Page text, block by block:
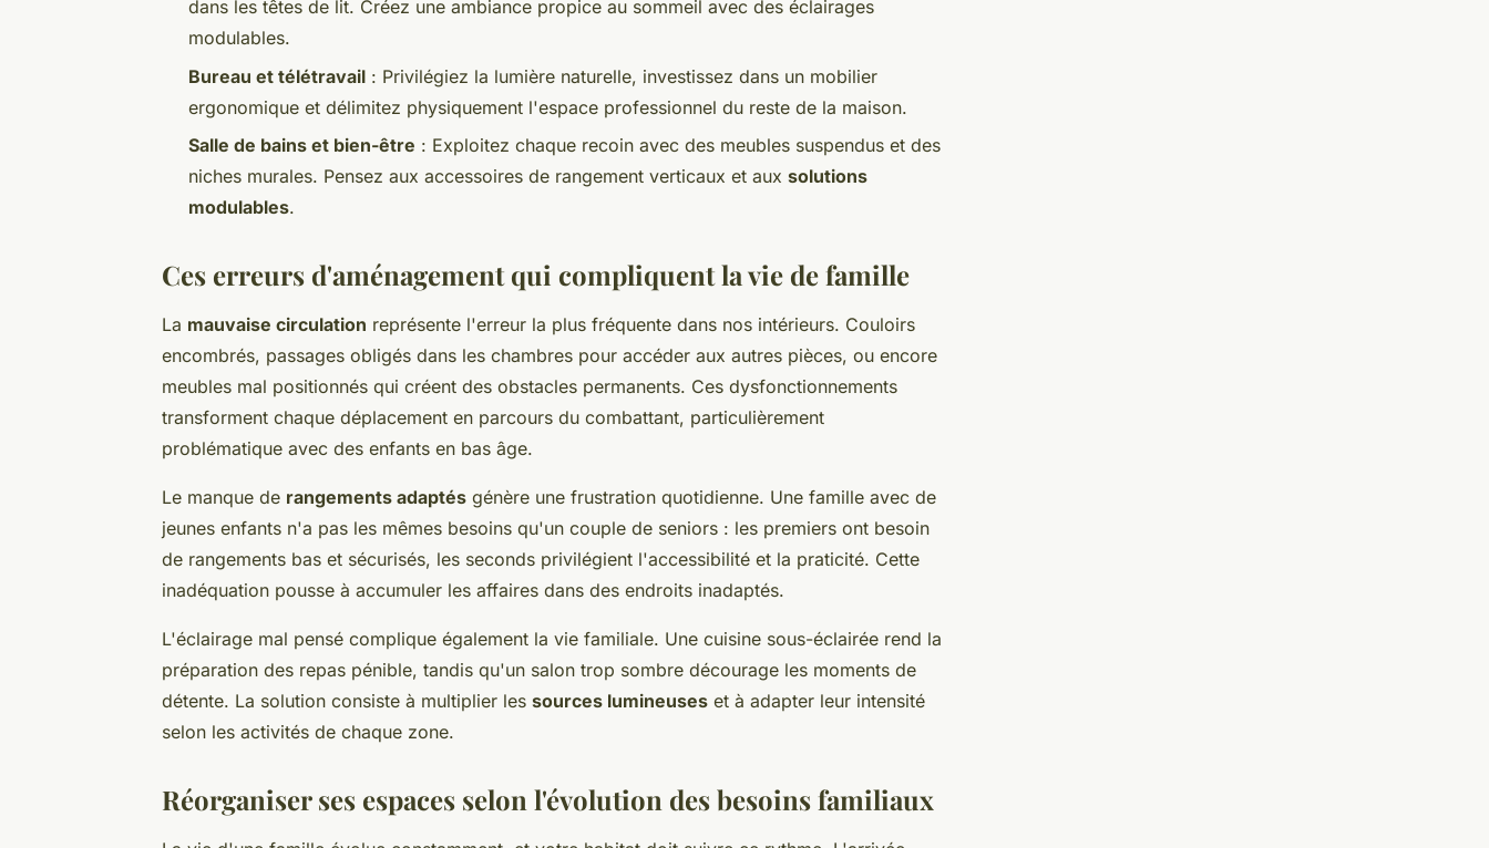
dans les têtes de lit. Créez une ambiance propice au sommeil avec des éclairages
modulables.
Bureau et télétravail : Privilégiez la lumière naturelle, investissez dans un mobilier
ergonomique et délimitez physiquement l'espace professionnel du reste de la maison.
Salle de bains et bien-être : Exploitez chaque recoin avec des meubles suspendus et des
niches murales. Pensez aux accessoires de rangement verticaux et aux solutions
modulables.
Ces erreurs d'aménagement qui compliquent la vie de famille
La mauvaise circulation représente l'erreur la plus fréquente dans nos intérieurs. Couloirs
encombrés, passages obligés dans les chambres pour accéder aux autres pièces, ou encore
meubles mal positionnés qui créent des obstacles permanents. Ces dysfonctionnements
transforment chaque déplacement en parcours du combattant, particulièrement
problématique avec des enfants en bas âge.
Le manque de rangements adaptés génère une frustration quotidienne. Une famille avec de
jeunes enfants n'a pas les mêmes besoins qu'un couple de seniors : les premiers ont besoin
de rangements bas et sécurisés, les seconds privilégient l'accessibilité et la praticité. Cette
inadéquation pousse à accumuler les affaires dans des endroits inadaptés.
L'éclairage mal pensé complique également la vie familiale. Une cuisine sous-éclairée rend la
préparation des repas pénible, tandis qu'un salon trop sombre décourage les moments de
détente. La solution consiste à multiplier les sources lumineuses et à adapter leur intensité
selon les activités de chaque zone.
Réorganiser ses espaces selon l'évolution des besoins familiaux